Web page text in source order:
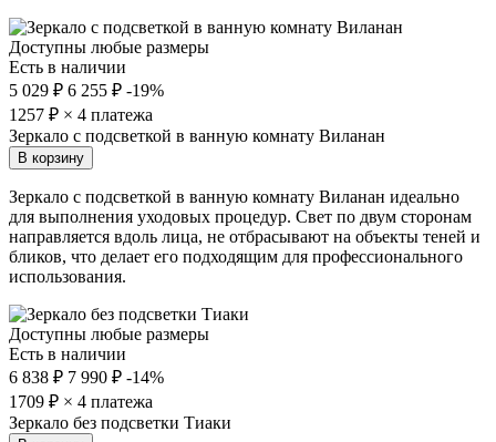
Доступны любые размеры
Есть в наличии
5 029 ₽ 6 255 ₽ -19%
1257 ₽ × 4 платежа
Зеркало с подсветкой в ванную комнату Виланан
В корзину
Зеркало с подсветкой в ванную комнату Виланан идеально
для выполнения уходовых процедур. Свет по двум сторонам
направляется вдоль лица, не отбрасывают на объекты теней и
бликов, что делает его подходящим для профессионального
использования.
Доступны любые размеры
Есть в наличии
6 838 ₽ 7 990 ₽ -14%
1709 ₽ × 4 платежа
Зеркало без подсветки Тиаки